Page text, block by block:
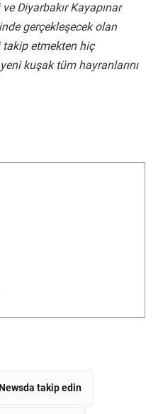
Diyarbakır Kayapınar
gerçekleşecek olan
takip etmekten hiç
kuşak tüm hayranlarını
takip edin